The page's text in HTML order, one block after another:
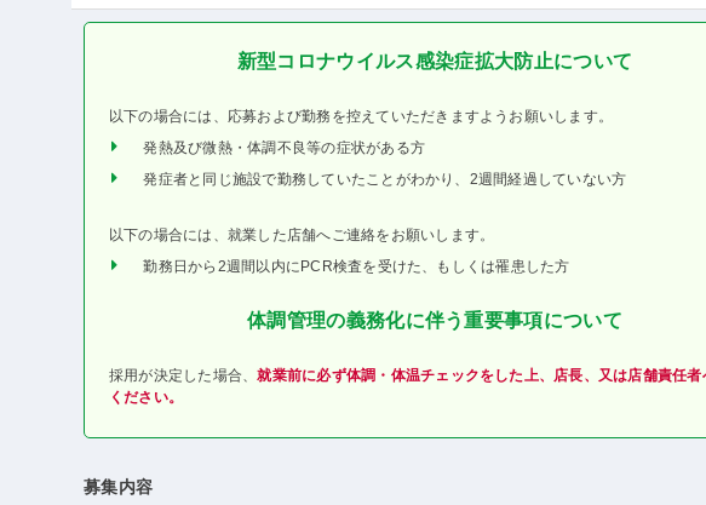
新型コロナウイルス感染症拡大防止について
以下の場合には、応募および勤務を控えていただきますようお願いします。
発熱及び微熱・体調不良等の症状がある方
発症者と同じ施設で勤務していたことがわかり、2週間経過していない方
以下の場合には、就業した店舗へご連絡をお願いします。
勤務日から2週間以内にPCR検査を受けた、もしくは罹患した方
体調管理の義務化に伴う重要事項について
採用が決定した場合、就業前に必ず体調・体温チェックをした上、店長、又は店舗責任者
ください。
募集内容